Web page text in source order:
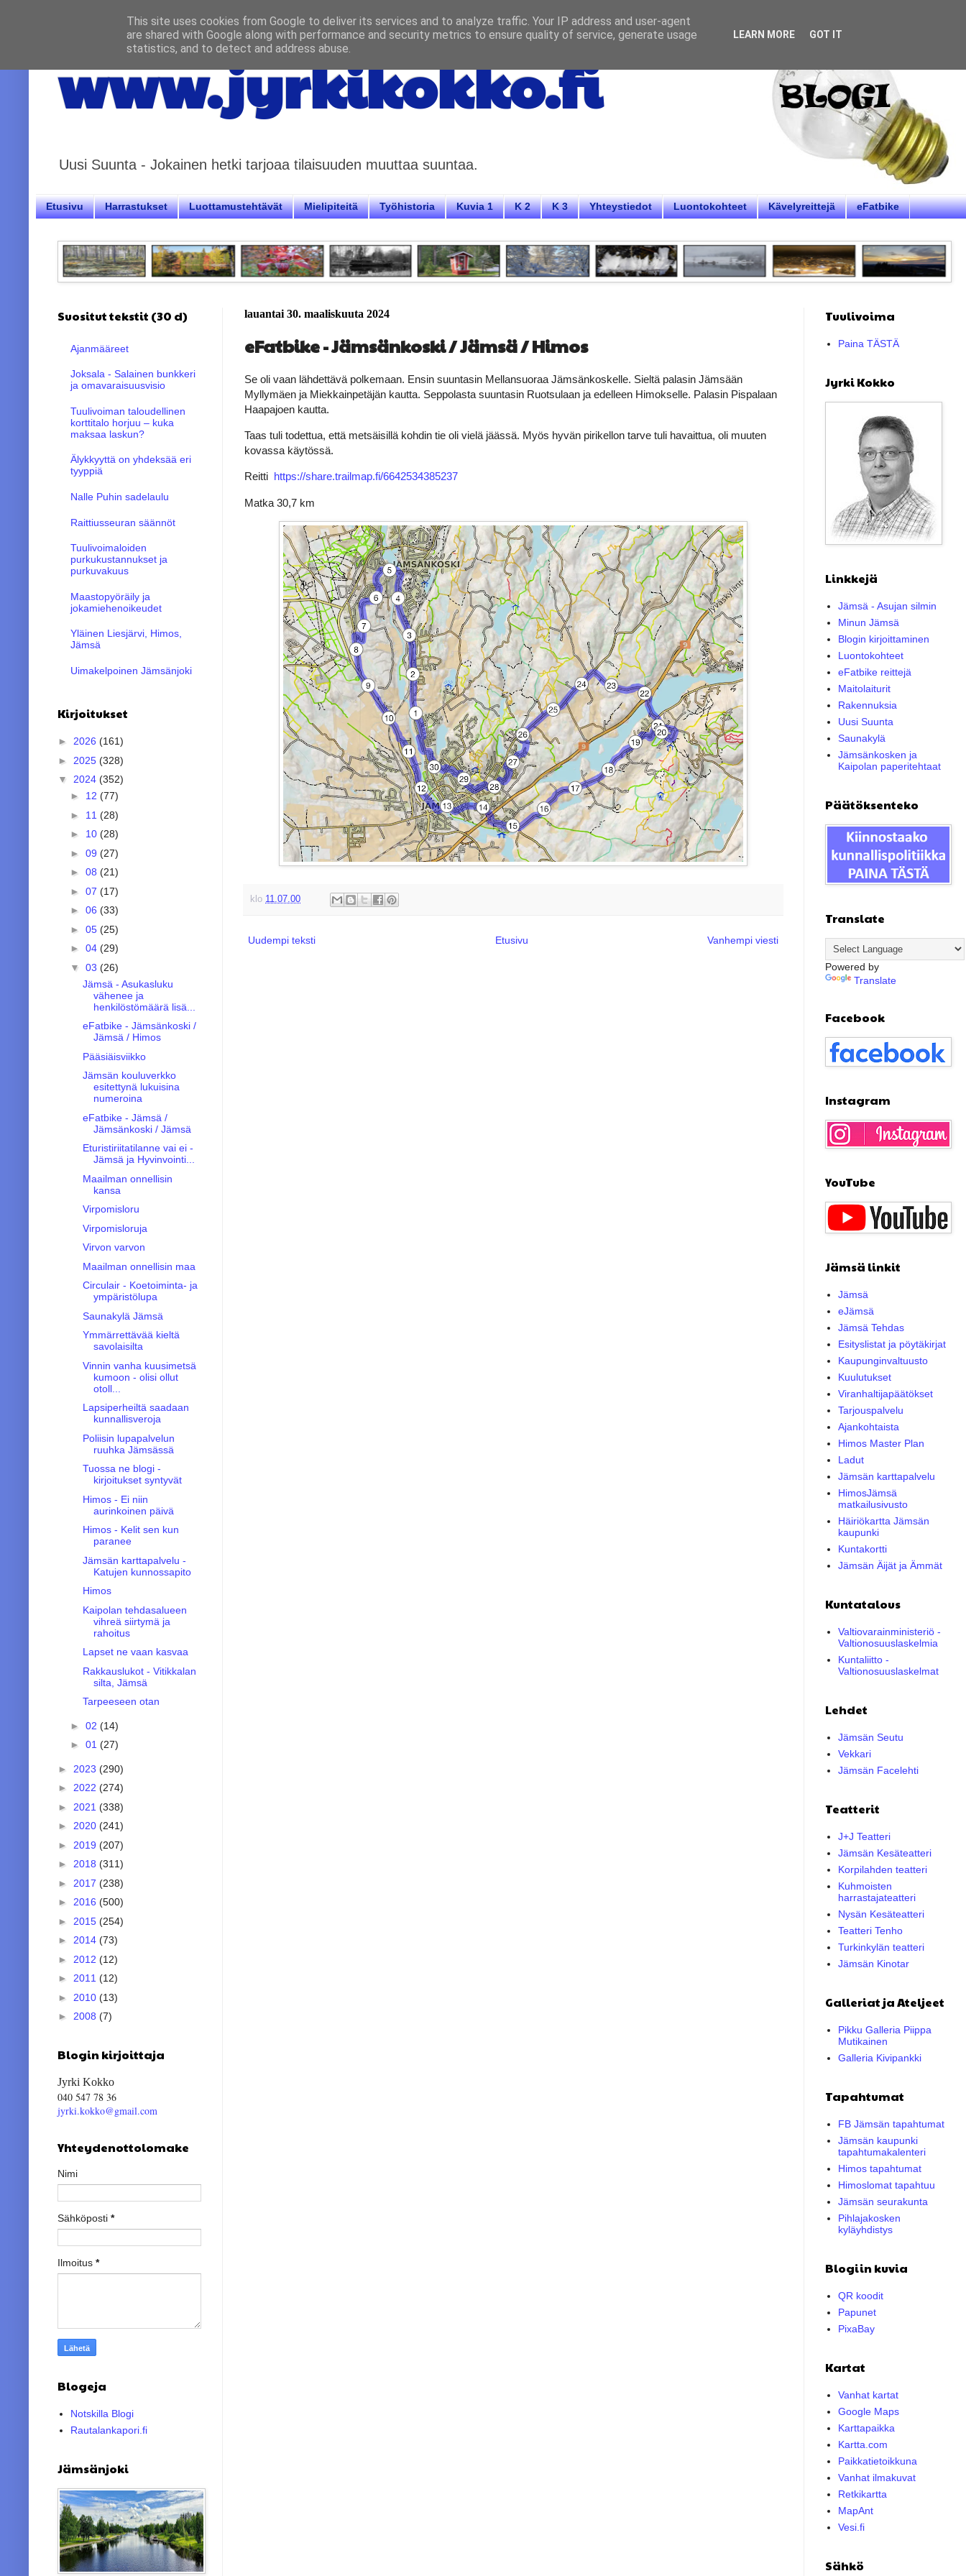
www.jyrkikokko.fi
Uusi Suunta - Jokainen hetki tarjoaa tilaisuuden muuttaa suuntaa.
Etusivu Harrastukset Luottamustehtävät Mielipiteitä Työhistoria Kuvia 1 K 2 K 3 Yhteystiedot Luontokohteet Kävelyreittejä eFatbike
lauantai 30. maaliskuuta 2024
eFatbike - Jämsänkoski / Jämsä / Himos
Se oli vaan lähdettävä polkemaan. Ensin suuntasin Mellansuoraa Jämsänkoskelle. Sieltä palasin Jämsään
Myllymäen ja Miekkainpetäjän kautta. Seppolasta suuntasin Ruotsulaan ja edelleen Himokselle. Palasin Pispalaan
Haapajoen kautta.
Taas tuli todettua, että metsäisillä kohdin tie oli vielä jäässä. Myös hyvän pirikellon tarve tuli havaittua, oli muuten
kovassa käytössä.
Reitti https://share.trailmap.fi/6642534385237
Matka 30,7 km
klo 11.07.00
Uudempi teksti Vanhempi viesti
Etusivu
Suositut tekstit (30 d)
Ajanmääreet
Joksala - Salainen bunkkeri
ja omavaraisuusvisio
Tuulivoiman taloudellinen
korttitalo horjuu – kuka
maksaa laskun?
Älykkyyttä on yhdeksää eri
tyyppiä
Nalle Puhin sadelaulu
Raittiusseuran säännöt
Tuulivoimaloiden
purkukustannukset ja
purkuvakuus
Maastopyöräily ja
jokamiehenoikeudet
Yläinen Liesjärvi, Himos,
Jämsä
Uimakelpoinen Jämsänjoki
Kirjoitukset
► 2026 (161)
► 2025 (328)
▼ 2024 (352)
► 12 (77)
► 11 (28)
► 10 (28)
► 09 (27)
► 08 (21)
► 07 (17)
► 06 (33)
► 05 (25)
► 04 (29)
▼ 03 (26)
Jämsä - Asukasluku
vähenee ja
henkilöstömäärä lisä...
eFatbike - Jämsänkoski /
Jämsä / Himos
Pääsiäisviikko
Jämsän kouluverkko
esitettynä lukuisina
numeroina
eFatbike - Jämsä /
Jämsänkoski / Jämsä
Eturistiriitatilanne vai ei -
Jämsä ja Hyvinvointi...
Maailman onnellisin
kansa
Virpomisloru
Virpomisloruja
Virvon varvon
Maailman onnellisin maa
Circulair - Koetoiminta- ja
ympäristölupa
Saunakylä Jämsä
Ymmärrettävää kieltä
savolaisilta
Vinnin vanha kuusimetsä
kumoon - olisi ollut
otoll...
Lapsiperheiltä saadaan
kunnallisveroja
Poliisin lupapalvelun
ruuhka Jämsässä
Tuossa ne blogi -
kirjoitukset syntyvät
Himos - Ei niin
aurinkoinen päivä
Himos - Kelit sen kun
paranee
Jämsän karttapalvelu -
Katujen kunnossapito
Himos
Kaipolan tehdasalueen
vihreä siirtymä ja
rahoitus
Lapset ne vaan kasvaa
Rakkauslukot - Vitikkalan
silta, Jämsä
Tarpeeseen otan
► 02 (14)
► 01 (27)
► 2023 (290)
► 2022 (274)
► 2021 (338)
► 2020 (241)
► 2019 (207)
► 2018 (311)
► 2017 (238)
► 2016 (500)
► 2015 (254)
► 2014 (73)
► 2012 (12)
► 2011 (12)
► 2010 (13)
► 2008 (7)
Blogin kirjoittaja
Jyrki Kokko
040 547 78 36
jyrki.kokko@gmail.com
Yhteydenottolomake
Nimi
Sähköposti *
Ilmoitus *
Blogeja
Notskilla Blogi
Rautalankapori.fi
Jämsänjoki
Tuulivoima
Paina TÄSTÄ
Jyrki Kokko
Linkkejä
Jämsä - Asujan silmin
Minun Jämsä
Blogin kirjoittaminen
Luontokohteet
eFatbike reittejä
Maitolaiturit
Rakennuksia
Uusi Suunta
Saunakylä
Jämsänkosken ja
Kaipolan paperitehtaat
Päätöksenteko
Translate
Powered by
Translate
Facebook
Instagram
YouTube
Jämsä linkit
Jämsä
eJämsä
Jämsä Tehdas
Esityslistat ja pöytäkirjat
Kaupunginvaltuusto
Kuulutukset
Viranhaltijapäätökset
Tarjouspalvelu
Ajankohtaista
Himos Master Plan
Ladut
Jämsän karttapalvelu
HimosJämsä
matkailusivusto
Häiriökartta Jämsän
kaupunki
Kuntakortti
Jämsän Äijät ja Ämmät
Kuntatalous
Valtiovarainministeriö -
Valtionosuuslaskelmia
Kuntaliitto -
Valtionosuuslaskelmat
Lehdet
Jämsän Seutu
Vekkari
Jämsän Facelehti
Teatterit
J+J Teatteri
Jämsän Kesäteatteri
Korpilahden teatteri
Kuhmoisten
harrastajateatteri
Nysän Kesäteatteri
Teatteri Tenho
Turkinkylän teatteri
Jämsän Kinotar
Galleriat ja Ateljeet
Pikku Galleria Piippa
Mutikainen
Galleria Kivipankki
Tapahtumat
FB Jämsän tapahtumat
Jämsän kaupunki
tapahtumakalenteri
Himos tapahtumat
Himoslomat tapahtuu
Jämsän seurakunta
Pihlajakosken
kyläyhdistys
Blogiin kuvia
QR koodit
Papunet
PixaBay
Kartat
Vanhat kartat
Google Maps
Karttapaikka
Kartta.com
Paikkatietoikkuna
Vanhat ilmakuvat
Retkikartta
MapAnt
Vesi.fi
Sähkö
This site uses cookies from Google to deliver its services and to analyze traffic. Your IP address and user-agent
are shared with Google along with performance and security metrics to ensure quality of service, generate usage
statistics, and to detect and address abuse.
LEARN MORE GOT IT